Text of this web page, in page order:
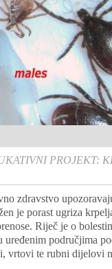
PROJEKT:
zdravstvo
je porast ugriza
Riječ je o
područjima
vrtovi te rubni dijelovi